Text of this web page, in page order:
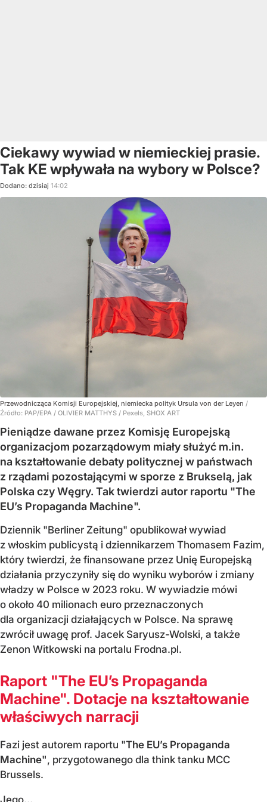
Ciekawy wywiad w niemieckiej prasie.
Tak KE wpływała na wybory w Polsce?
Dodano: dzisiaj 14:02
Przewodnicząca Komisji Europejskiej, niemiecka polityk Ursula von der Leyen /
Źródło: PAP/EPA / OLIVIER MATTHYS / Pexels, SHOX ART
Pieniądze dawane przez Komisję Europejską
organizacjom pozarządowym miały służyć m.in.
na kształtowanie debaty politycznej w państwach
z rządami pozostającymi w sporze z Brukselą, jak
Polska czy Węgry. Tak twierdzi autor raportu "The
EU’s Propaganda Machine".
Dziennik "Berliner Zeitung" opublikował wywiad
z włoskim publicystą i dziennikarzem Thomasem Fazim,
który twierdzi, że finansowane przez Unię Europejską
działania przyczyniły się do wyniku wyborów i zmiany
władzy w Polsce w 2023 roku. W wywiadzie mówi
o około 40 milionach euro przeznaczonych
dla organizacji działających w Polsce. Na sprawę
zwrócił uwagę prof. Jacek Saryusz-Wolski, a także
Zenon Witkowski na portalu Frodna.pl.
Raport "The EU’s Propaganda
Machine". Dotacje na kształtowanie
właściwych narracji
Fazi jest autorem raportu "The EU’s Propaganda
Machine", przygotowanego dla think tanku MCC
Brussels.
Jego...